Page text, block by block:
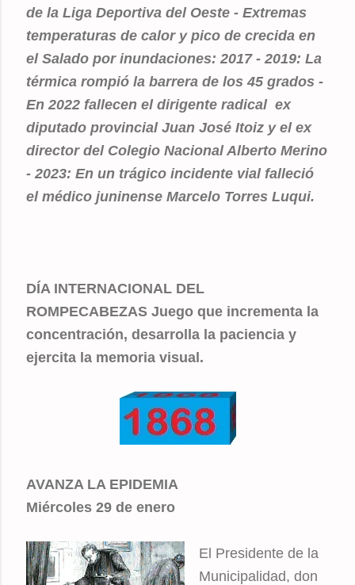
de la Liga Deportiva del Oeste - Extremas
temperaturas de calor y pico de crecida en
el Salado por inundaciones: 2017 - 2019: La
térmica rompió la barrera de los 45 grados -
En 2022 fallecen el dirigente radical ex
diputado provincial Juan José Itoiz y el ex
director del Colegio Nacional Alberto Merino
- 2023: En un trágico incidente vial falleció
el médico juninense Marcelo Torres Luqui.
DÍA INTERNACIONAL DEL
ROMPECABEZAS Juego que incrementa la
concentración, desarrolla la paciencia y
ejercita la memoria visual.
AVANZA LA EPIDEMIA
Miércoles 29 de enero
El Presidente de la
Municipalidad, don